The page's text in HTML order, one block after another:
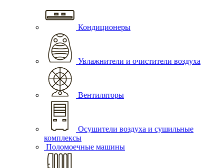
Кондиционеры
Увлажнители и очистители воздуха
Вентиляторы
Осушители воздуха и сушильные
комплексы
Поломоечные машины